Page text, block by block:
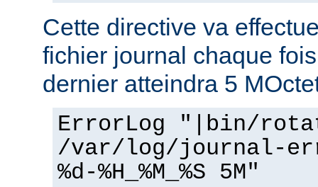
Cette directive va
fichier journal chaque
dernier atteindra 5
ErrorLog "|bin/
/var/log/journal-
%d-%H_%M_%S 5M"